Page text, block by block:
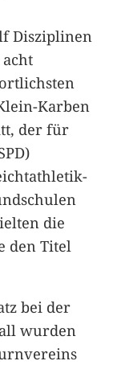
Disziplinen
Karben
der für
die
den Titel
bei der
wurden